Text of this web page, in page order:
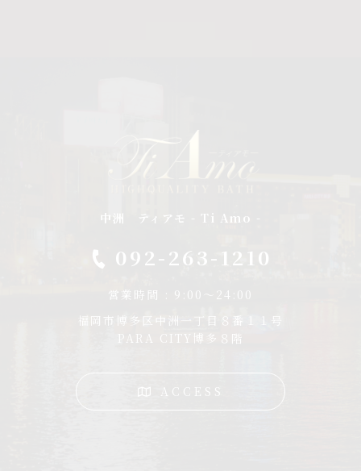
中洲 ティアモ - Ti Amo -
092-263-1210
営業時間 : 9:00～24:00
福岡市博多区中洲一丁目８番１１号
PARA CITY博多８階
ACCESS